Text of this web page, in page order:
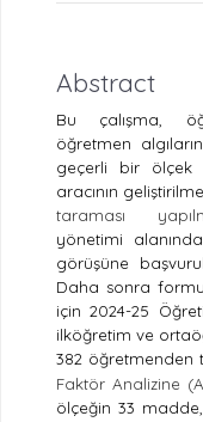
Abstract
Bu çalışma,
öğretmen
geçerli bir ölçek
aracının geliştirilme
taraması
yönetimi
görüşüne
Daha sonra
için 2024-25
ilköğretim ve
382
Faktör Analizine
ölçeğin 33 madde,